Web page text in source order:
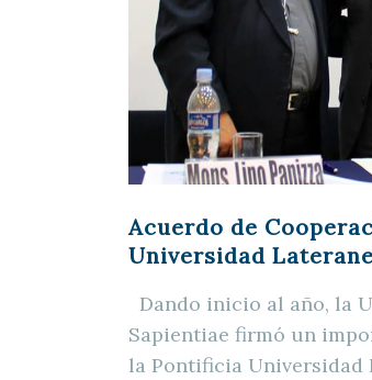
Acuerdo de
Universidad
Dando inicio al año, la
Sapientiae firmó un
la Pontificia Universidad